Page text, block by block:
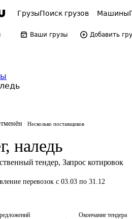
ГрузыПоиск грузов Машины
Ваши грузы Добавить
Несколько поставщиков
наледь
тендер, Запрос котировок
перевозок с 03.03 по 31.12
Окончание тендера